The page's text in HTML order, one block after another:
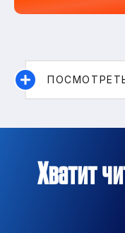
Хватит